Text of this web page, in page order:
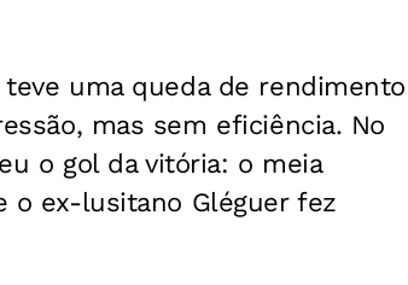
teve uma queda de rendimento
mas sem eficiência. No
o gol da vitória: o meia
o ex-lusitano Gléguer fez